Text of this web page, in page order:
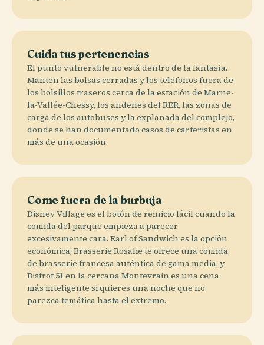
Cuida tus pertenencias
El punto vulnerable no está dentro de la fantasía.
Mantén las bolsas cerradas y los teléfonos fuera de
los bolsillos traseros cerca de la estación de Marne-
la-Vallée-Chessy, los andenes del RER, las zonas de
carga de los autobuses y la explanada del complejo,
donde se han documentado casos de carteristas en
más de una ocasión.
Come fuera de la burbuja
Disney Village es el botón de reinicio fácil cuando la
comida del parque empieza a parecer
excesivamente cara. Earl of Sandwich es la opción
económica, Brasserie Rosalie te ofrece una comida
de brasserie francesa auténtica de gama media, y
Bistrot 51 en la cercana Montevrain es una cena
más inteligente si quieres una noche que no
parezca temática hasta el extremo.